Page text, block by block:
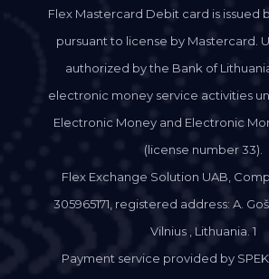
Flex Mastercard Debit card is issued
pursuant to license by Mastercard.
authorized by the Bank of
electronic money service activities
Electronic Money and Electronic
(license number 33).
Flex Exchange Solution UAB,
305965171, registered address: A.
Vilnius , Lithuania. 1
Payment service provided by